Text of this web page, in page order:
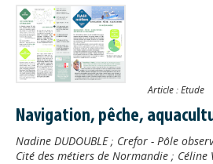
Article : Etude
Navigation, pêche,
Nadine DUDOUBLE; Crefor - Pôle
Cité des métiers de Normandie ; Céline